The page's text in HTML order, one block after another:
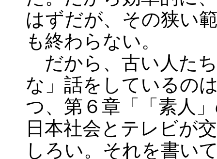
はずだが、その狭い
も終わらない。
だから、古い人た
な」話をしているの
つ、第６章「「素人
日本社会とテレビが
しろい。それを書い